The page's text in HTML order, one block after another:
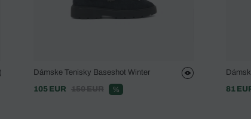
Dámske Tenisky Baseshot Winter
105 EUR
150 EUR %
81